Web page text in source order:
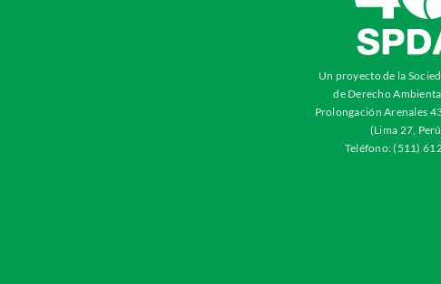
Un proyecto de la
de Derecho
Prolongación Arenales
(Lima 27,
Teléfono: (511)